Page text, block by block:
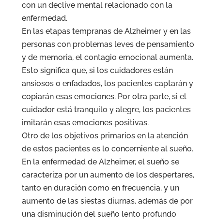
con un declive mental relacionado con la
enfermedad.
En las etapas tempranas de Alzheimer y en las
personas con problemas leves de pensamiento
y de memoria, el contagio emocional aumenta.
Esto significa que, si los cuidadores están
ansiosos o enfadados, los pacientes captarán y
copiarán esas emociones. Por otra parte, si el
cuidador está tranquilo y alegre, los pacientes
imitarán esas emociones positivas.
Otro de los objetivos primarios en la atención
de estos pacientes es lo concerniente al sueño.
En la enfermedad de Alzheimer, el sueño se
caracteriza por un aumento de los despertares,
tanto en duración como en frecuencia, y un
aumento de las siestas diurnas, además de por
una disminución del sueño lento profundo